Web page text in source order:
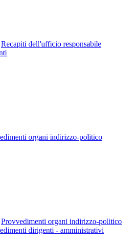
Recapiti dell'ufficio responsabile
organi indirizzo-politico
Provvedimenti organi indirizzo-politico
dirigenti - amministrativi